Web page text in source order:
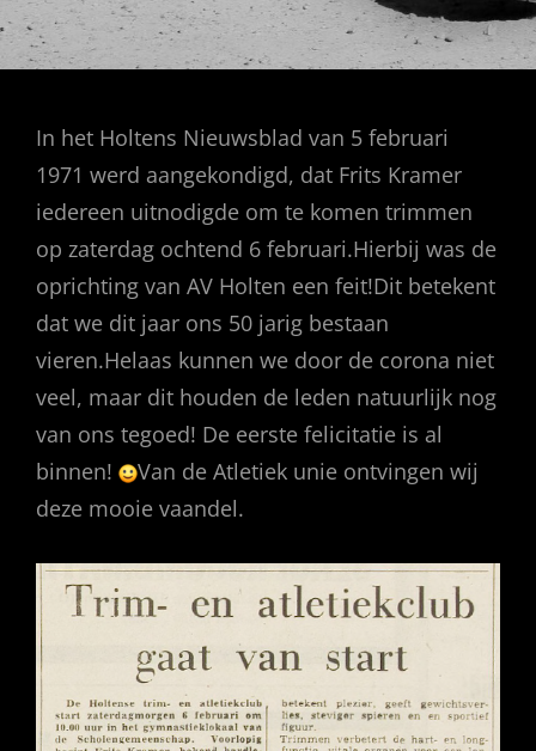
In het Holtens Nieuwsblad van 5 februari
1971 werd aangekondigd, dat Frits Kramer
iedereen uitnodigde om te komen trimmen
op zaterdag ochtend 6 februari.Hierbij was de
oprichting van AV Holten een feit!Dit betekent
dat we dit jaar ons 50 jarig bestaan
vieren.Helaas kunnen we door de corona niet
veel, maar dit houden de leden natuurlijk nog
van ons tegoed! De eerste felicitatie is al
binnen!
Van de Atletiek unie ontvingen wij
deze mooie vaandel.